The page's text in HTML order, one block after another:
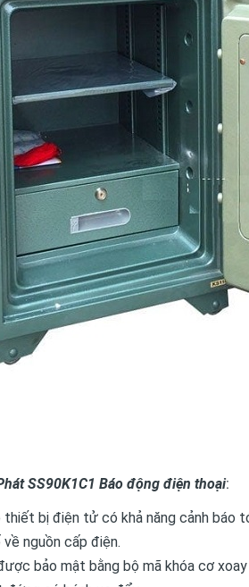
SS90K1C1 Báo động điện thoại:
bị điện tử có khả năng cảnh báo
nguồn cấp điện.
bảo mật bằng bộ mã khóa cơ